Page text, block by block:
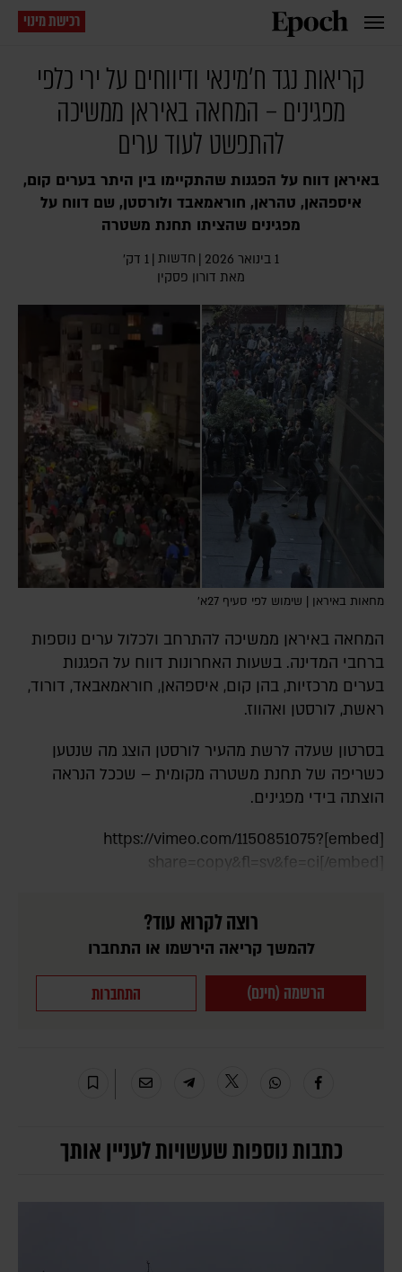
רכישת מינוי
קריאות נגד ח'מינאי ודיווחים על ירי כלפי
מפגינים – המחאה באיראן ממשיכה
להתפשט לעוד ערים
באיראן דווח על הפגנות שהתקיימו בין היתר בערים קום,
איספהאן, טהראן, חוראמאבד ולורסטן, שם דווח על
מפגינים שהציתו תחנת משטרה
1 בינואר 2026 | חדשות | 1 דק׳
מאת דורון פסקין
מחאות באיראן | שימוש לפי סעיף 27א׳
המחאה באיראן ממשיכה להתרחב ולכלול ערים נוספות
ברחבי המדינה. בשעות האחרונות דווח על הפגנות
בערים מרכזיות, בהן קום, איספהאן, חוראמאבאד, דורוד,
ראשת, לורסטן ואהווז.
בסרטון שעלה לרשת מהעיר לורסטן הוצג מה שנטען
כשריפה של תחנת משטרה מקומית – שככל הנראה
הוצתה בידי מפגינים.
[embed]https://vimeo.com/1150851075?
share=copy&fl=sv&fe=ci[/embed]
רוצה לקרוא עוד?
להמשך קריאה הירשמו או התחברו
הרשמה (חינם) התחברות
כתבות נוספות שעשויות לעניין אותך